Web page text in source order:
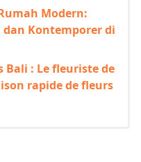
Modern:
Kontemporer di
Bali : Le fleuriste de
rapide de fleurs